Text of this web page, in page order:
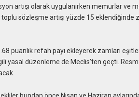
artışı olarak uygulanırken memurlar ve
sözleşme artışı yüzde 15 eklendiğinde
puanlık refah payı ekleyerek zamları
yasal düzenleme de Meclis’ten geçti.